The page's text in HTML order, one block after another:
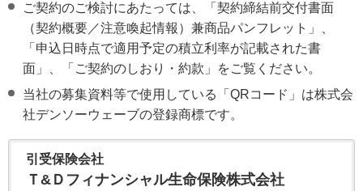
ご契約のご検討にあたっては、「契約締結前交付書面
（契約概要／注意喚起情報）兼商品パンフレット」、
「申込日時点で適用予定の積立利率が記載された書
面」、「ご契約のしおり・約款」をご覧ください。
当社の募集資料等で使用している「QRコード」は株式会
社デンソーウェーブの登録商標です。
引受保険会社
Ｔ&Ｄフィナンシャル生命保険株式会社